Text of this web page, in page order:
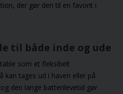
der gør den til en favorit i
til både inde og ude
som et fleksibelt
kan tages ud i haven eller på
den lange batterilevetid gør